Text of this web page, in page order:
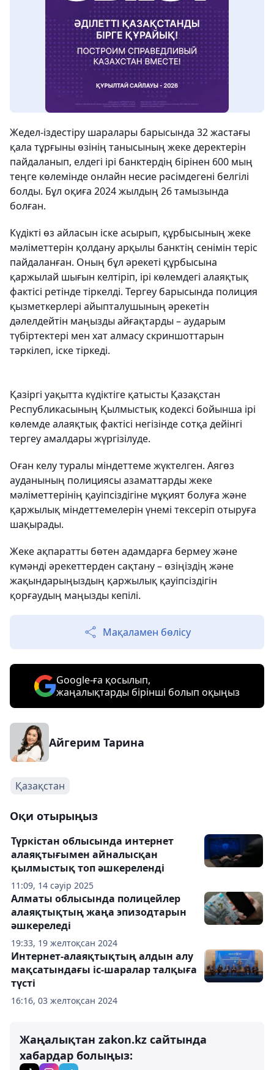
Жедел-іздестіру шаралары барысында 32 жастағы
қала тұрғыны өзінің танысының жеке деректерін
пайдаланып, елдегі ірі банктердің бірінен 600 мың
теңге көлемінде онлайн несие рәсімдегені белгілі
болды. Бұл оқиға 2024 жылдың 26 тамызында
болған.
Күдікті өз айласын іске асырып, құрбысының жеке
мәліметтерін қолдану арқылы банктің сенімін теріс
пайдаланған. Оның бұл әрекеті құрбысына
қаржылай шығын келтіріп, ірі көлемдегі алаяқтық
фактісі ретінде тіркелді. Тергеу барысында полиция
қызметкерлері айыпталушының әрекетін
дәлелдейтін маңызды айғақтарды – аударым
түбіртектері мен хат алмасу скриншоттарын
тәркілеп, іске тіркеді.
Қазіргі уақытта күдіктіге қатысты Қазақстан
Республикасының Қылмыстық кодексі бойынша ірі
көлемде алаяқтық фактісі негізінде сотқа дейінгі
тергеу амалдары жүргізілуде.
Оған келу туралы міндеттеме жүктелген. Аягөз
ауданының полициясы азаматтарды жеке
мәліметтерінің қауіпсіздігіне мұқият болуға және
қаржылық міндеттемелерін үнемі тексеріп отыруға
шақырады.
Жеке ақпаратты бөтен адамдарға бермеу және
күмәнді әрекеттерден сақтану – өзіңіздің және
жақындарыңыздың қаржылық қауіпсіздігін
қорғаудың маңызды кепілі.
Мақаламен бөлісу
Google-ға қосылып,
жаңалықтарды бірінші болып оқыңыз
Айгерим Тарина
Қазақстан
Оқи отырыңыз
11:09, 14 сәуір 2025
Түркістан облысында интернет
алаяқтығымен айналысқан
қылмыстық топ әшкереленді
19:33, 19 желтоқсан 2024
Алматы облысында полицейлер
алаяқтықтың жаңа эпизодтарын
әшкереледі
16:16, 03 желтоқсан 2024
Интернет-алаяқтықтың алдын алу
мақсатындағы іс-шаралар талқыға
түсті
Жаңалықтан zakon.kz сайтында
хабардар болыңыз: